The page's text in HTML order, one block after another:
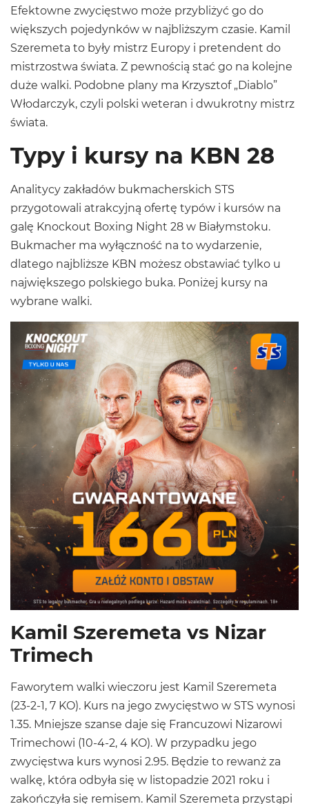
Efektowne zwycięstwo może przybliżyć go do
większych pojedynków w najbliższym czasie. Kamil
Szeremeta to były mistrz Europy i pretendent do
mistrzostwa świata. Z pewnością stać go na kolejne
duże walki. Podobne plany ma Krzysztof „Diablo”
Włodarczyk, czyli polski weteran i dwukrotny mistrz
świata.
Typy i kursy na KBN 28
Analitycy zakładów bukmacherskich STS
przygotowali atrakcyjną ofertę typów i kursów na
galę Knockout Boxing Night 28 w Białymstoku.
Bukmacher ma wyłączność na to wydarzenie,
dlatego najbliższe KBN możesz obstawiać tylko u
największego polskiego buka. Poniżej kursy na
wybrane walki.
Kamil Szeremeta vs Nizar
Trimech
Faworytem walki wieczoru jest Kamil Szeremeta
(23-2-1, 7 KO). Kurs na jego zwycięstwo w STS wynosi
1.35. Mniejsze szanse daje się Francuzowi Nizarowi
Trimechowi (10-4-2, 4 KO). W przypadku jego
zwycięstwa kurs wynosi 2.95. Będzie to rewanż za
walkę, która odbyła się w listopadzie 2021 roku i
zakończyła się remisem. Kamil Szeremeta przystąpi